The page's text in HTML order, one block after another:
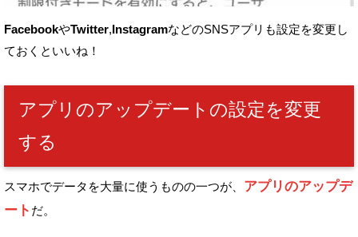
FacebookやTwitter,InstagramなどのSNSアプリも設定を変更し
ておくといいね！
アプリのアップデートの設定を変更
する
スマホでデータを大量に使うものの一つが、 アプリのアップデ
ート だ。